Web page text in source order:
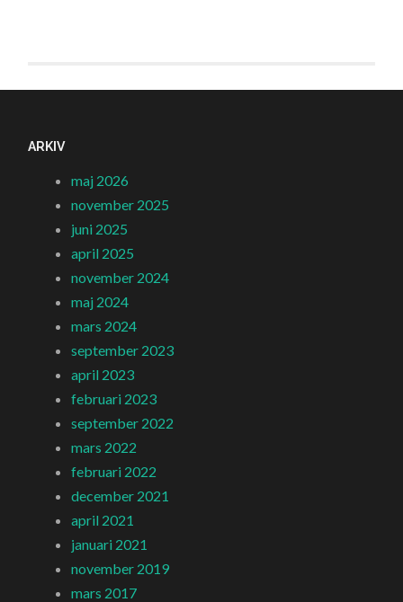
ARKIV
maj 2026
november 2025
juni 2025
april 2025
november 2024
maj 2024
mars 2024
september 2023
april 2023
februari 2023
september 2022
mars 2022
februari 2022
december 2021
april 2021
januari 2021
november 2019
mars 2017